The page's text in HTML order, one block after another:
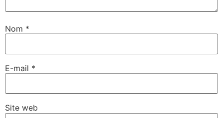
Nom *
E-mail *
Site web